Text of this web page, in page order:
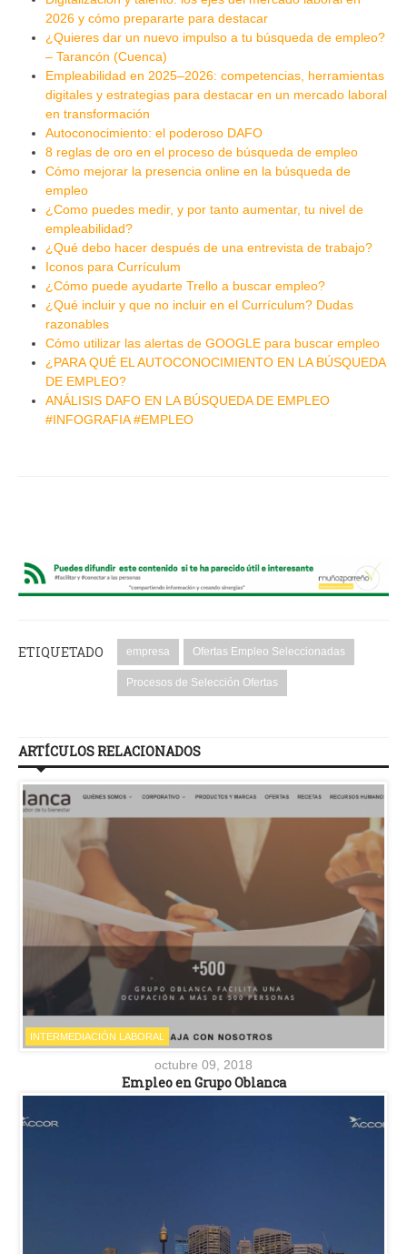
2026 y cómo prepararte para destacar
¿Quieres dar un nuevo impulso a tu búsqueda de empleo?
– Tarancón (Cuenca)
Empleabilidad en 2025–2026: competencias, herramientas
digitales y estrategias para destacar en un mercado laboral
en transformación
Autoconocimiento: el poderoso DAFO
8 reglas de oro en el proceso de búsqueda de empleo
Cómo mejorar la presencia online en la búsqueda de
empleo
¿Como puedes medir, y por tanto aumentar, tu nivel de
empleabilidad?
¿Qué debo hacer después de una entrevista de trabajo?
Iconos para Currículum
¿Cómo puede ayudarte Trello a buscar empleo?
¿Qué incluir y que no incluir en el Currículum? Dudas
razonables
Cómo utilizar las alertas de GOOGLE para buscar empleo
¿PARA QUÉ EL AUTOCONOCIMIENTO EN LA BÚSQUEDA
DE EMPLEO?
ANÁLISIS DAFO EN LA BÚSQUEDA DE EMPLEO
#INFOGRAFIA #EMPLEO
ETIQUETADO empresa Ofertas Empleo Seleccionadas
Procesos de Selección Ofertas
ARTÍCULOS RELACIONADOS
INTERMEDIACIÓN LABORAL
octubre 09, 2018
Empleo en Grupo Oblanca